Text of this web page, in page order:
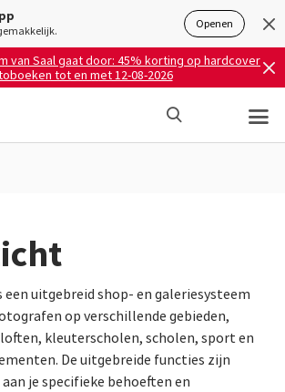
Openen
van Saal gaat door: 45% korting op hardcover
tot en met 12-08-2026
uitgebreid shop- en galeriesysteem
op verschillende gebieden,
kleuterscholen, scholen, sport en
De uitgebreide functies zijn
je specifieke behoeften en